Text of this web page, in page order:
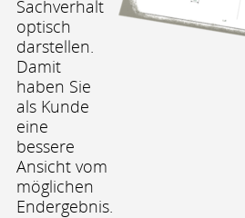
Sachverhalt
optisch
darstellen.
Damit
haben Sie
als Kunde
eine
bessere
Ansicht vom
möglichen
Endergebnis.